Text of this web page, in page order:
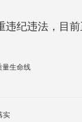
纪违法，目
量生命线
实